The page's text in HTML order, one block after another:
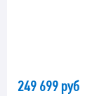
249 699 руб